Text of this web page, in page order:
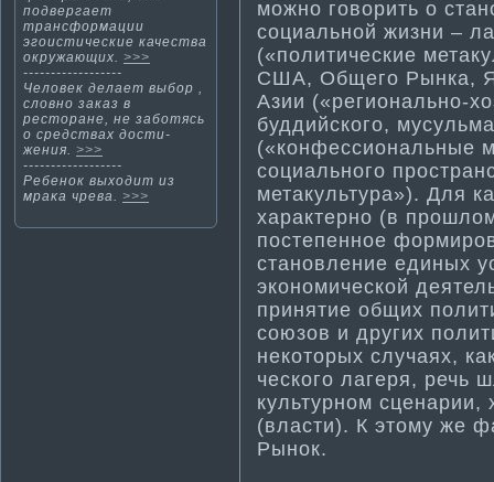
подвергает
трансформа­ции
эгоисти­ческие качества
окружающих. >>>
------------------
Человек делает выбор ,
словно заказ в
ресторане, не заботясь
о средствах дости­
жения. >>>
------------------
Ребенοк выходит из
мраκа чрева. >>>
можно говорить о
социальной жизни –
(«полити­ческие
США, Общего Рынка,
Азии («регионально-
буддийского,
(«конфессиональные
социального
метакультура»). Для
характерно (в
постепенное
становление единых
экономической
приняти­е общих
союзов и других
некоторых случаях,
ческого лагеря, речь
культурном сценарии,
(власти­). К этому же
Рынок.